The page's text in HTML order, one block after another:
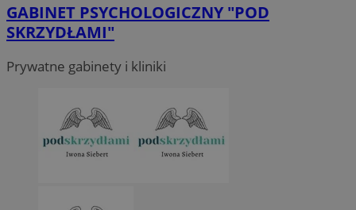
GABINET PSYCHOLOGICZNY "POD
SKRZYDŁAMI"
Prywatne gabinety i kliniki